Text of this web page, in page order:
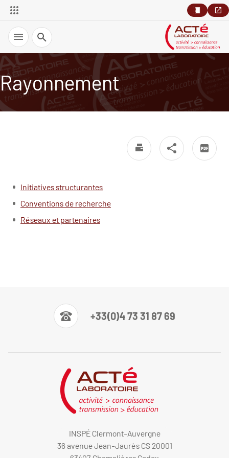
Recherche
Rayonnement
Initiatives structurantes
Conventions de recherche
Réseaux et partenaires
+33(0)4 73 31 87 69
INSPÉ Clermont-Auvergne
36 avenue Jean-Jaurès CS 20001